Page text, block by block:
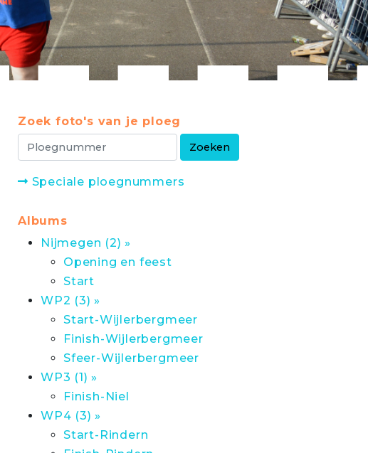
Zoek foto's van je ploeg
Speciale ploegnummers
Albums
Nijmegen (2) »
Opening en feest
Start
WP2 (3) »
Start-Wijlerbergmeer
Finish-Wijlerbergmeer
Sfeer-Wijlerbergmeer
WP3 (1) »
Finish-Niel
WP4 (3) »
Start-Rindern